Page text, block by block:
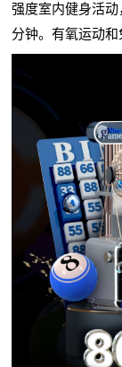
强度室内健身活
分钟。有氧运动和